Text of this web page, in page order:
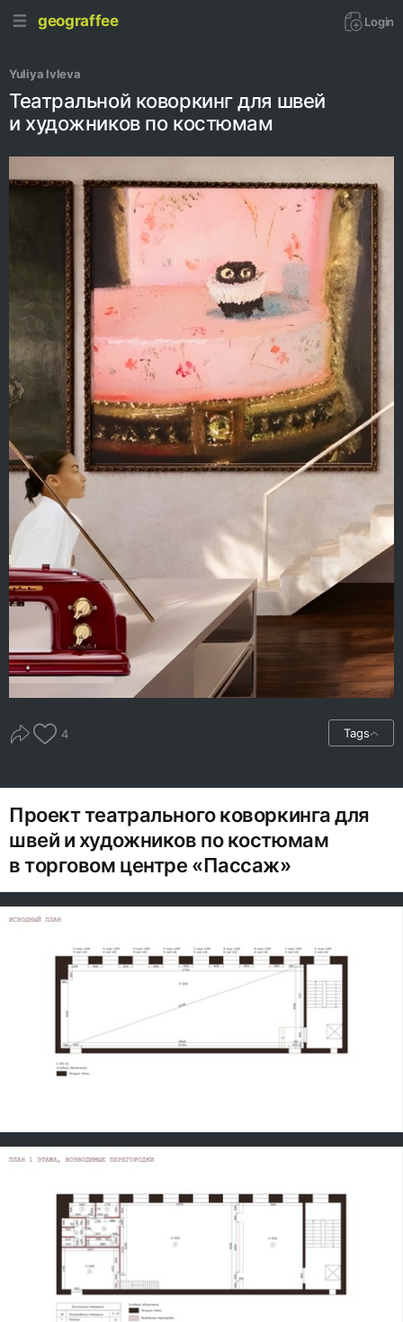
geograffee Login
Yuliya Ivleva
Театральной коворкинг для швей
и художников по костюмам
4 Tags
Проект театрального коворкинга для
швей и художников по костюмам
в торговом центре «Пассаж»